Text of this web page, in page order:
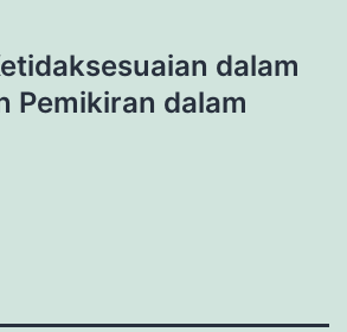
dalam
Pemikiran dalam